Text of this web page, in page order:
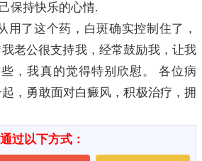
保持快乐的心情.
用了这个药，白斑确实控制住了，
老公很支持我，经常鼓励我，让我
，我真的觉得特别欣慰。 各位病
，勇敢面对白癜风，积极治疗，拥
过以下方式：